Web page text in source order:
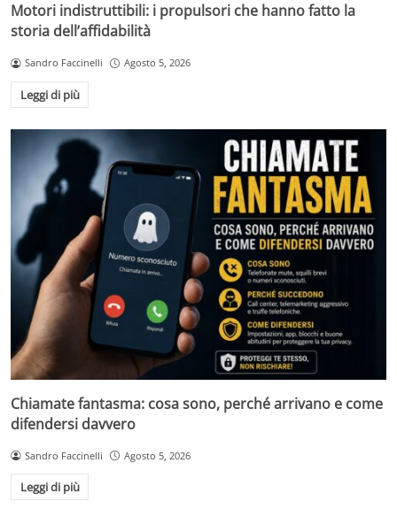
Motori indistruttibili: i propulsori che hanno fatto la
storia dell’affidabilità
Sandro Faccinelli Agosto 5, 2026
Leggi di più
Chiamate fantasma: cosa sono, perché arrivano e come
difendersi davvero
Sandro Faccinelli Agosto 5, 2026
Leggi di più